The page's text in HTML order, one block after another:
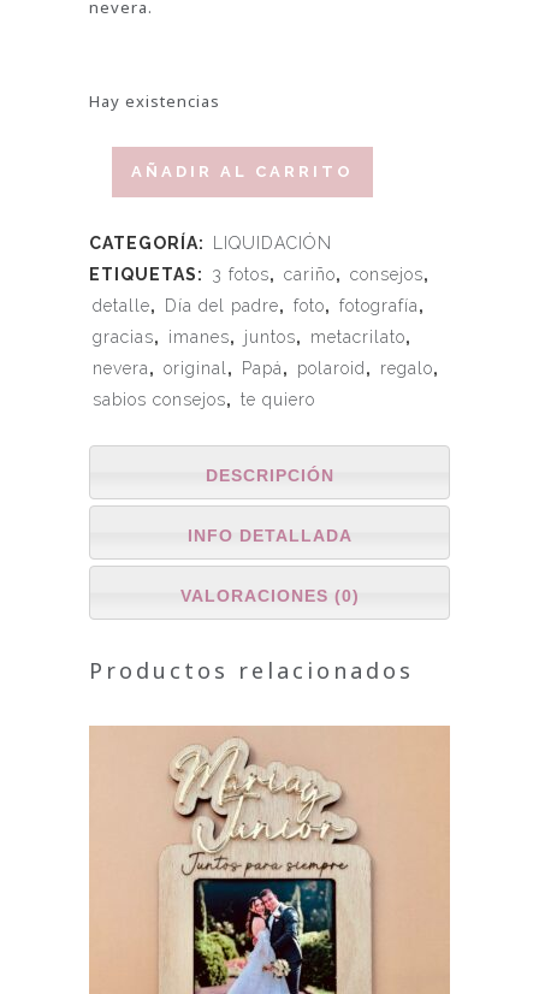
nevera.
Hay existencias
AÑADIR AL CARRITO
CATEGORÍA:
LIQUIDACIÓN
ETIQUETAS:
3 fotos, cariño, consejos,
detalle, Día del padre, foto, fotografía,
gracias, imanes, juntos, metacrilato,
nevera, original , Papá, polaroid , regalo,
sabios consejos, te quiero
DESCRIPCIÓN
INFO DETALLADA
VALORACIONES (0)
Productos relacionados